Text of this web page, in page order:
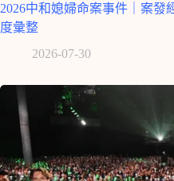
2026中和媳婦命案事件｜案發
度彙整
2026-07-30